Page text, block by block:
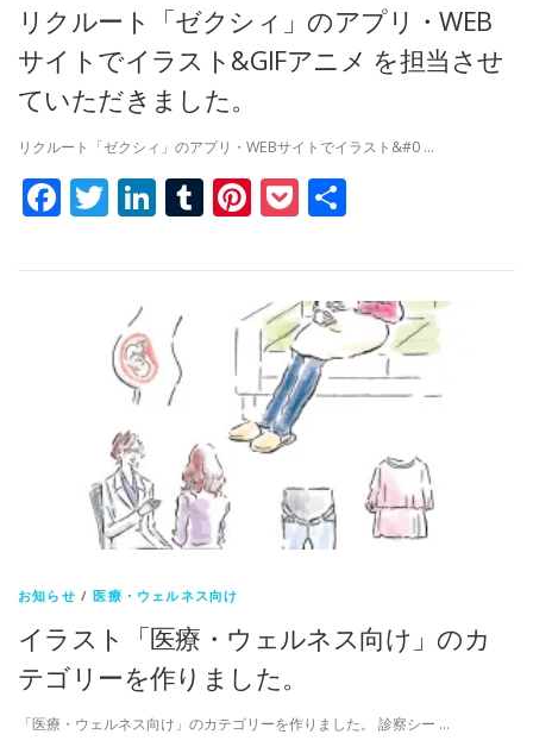
リクルート「ゼクシィ」のアプリ・WEB
サイトでイラスト&GIFアニメ を担当させ
ていただきました。
リクルート「ゼクシィ」のアプリ・WEBサイトでイラスト&#0 …
Facebook
Twitter
LinkedIn
Tumblr
Pinterest
Pocket
お知らせ /医療・ウェルネス向け
イラスト「医療・ウェルネス向け」のカ
テゴリーを作りました。
「医療・ウェルネス向け」のカテゴリーを作りました。 診察シー …